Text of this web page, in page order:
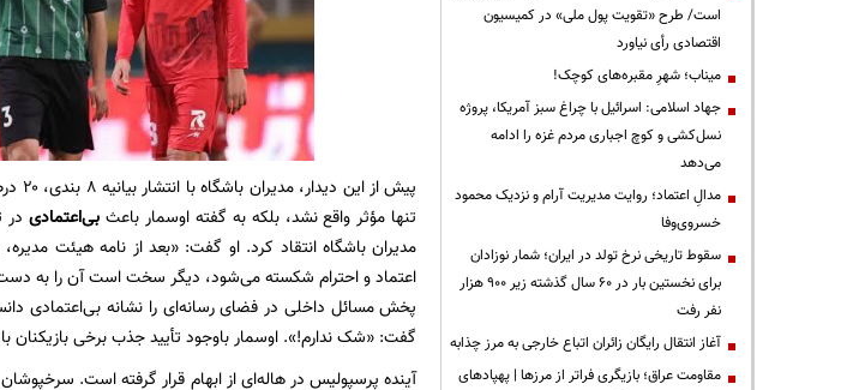
تنها مؤثر واقع نشد، بلکه به گفته اوسمار باعث بی‌اعتمادیدر
مدیران باشگاه انتقاد کرد. او گفت: «بعد از نامه هیئت
اعتماد و احترام شکسته می‌شود، دیگر سخت است آن را به دست
پخش مسائل داخلی در فضای رسانه‌ای را نشانه بی‌اعتمادی
گفت: «شک ندارم!». اوسمار باوجود تأیید جذب برخی
است/ طرح «تقویت پول ملی» در کمیسیون
اقتصادی رأی نیاورد
میناب؛ شهرِ مقبره‌های کوچک!
جهاد اسلامی: اسرائیل با چراغ سبز آمریکا، پروژه
نسل‌کشی و کوچ اجباری مردم غزه را ادامه
می‌دهد
مدالِ اعتماد؛ روایت مدیریت آرام و نزدیک محمود
خسروی‌وفا
سقوط تاریخی نرخ تولد در ایران؛ شمار نوزادان
برای نخستین بار در ۶۰ سال گذشته زیر ۹۰۰ هزار
نفر رفت
آغاز انتقال رایگان زائران اتباع خارجی به مرز چذابه
مقاومت عراق؛ بازیگری فراتر از مرزها | پهپادهای